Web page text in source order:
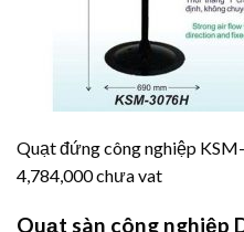
Quạt đứng công nghiệp
4,784,000 chưa vat
Quạt sàn công nghiệp